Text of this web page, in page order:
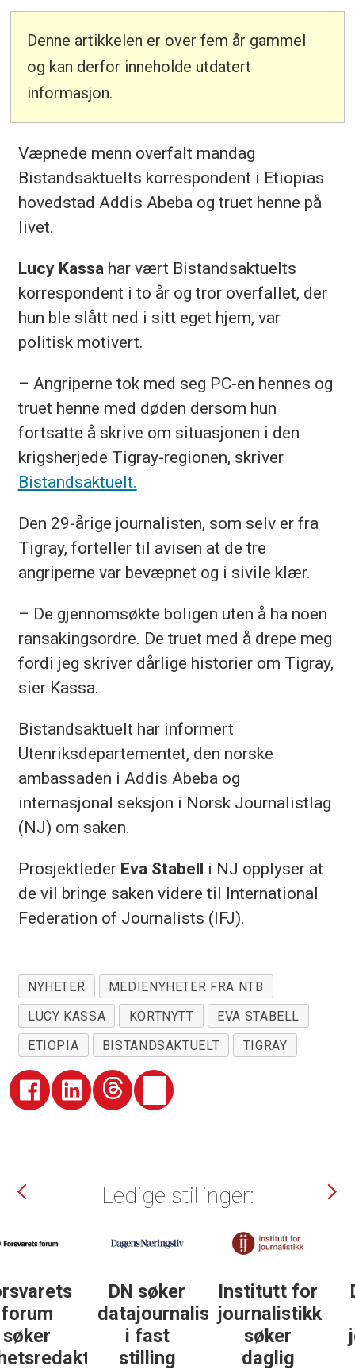
Denne artikkelen er over fem år gammel
og kan derfor inneholde utdatert
informasjon.
Væpnede menn overfalt mandag
Bistandsaktuelts korrespondent i Etiopias
hovedstad Addis Abeba og truet henne på
livet.
Lucy Kassa har vært Bistandsaktuelts
korrespondent i to år og tror overfallet, der
hun ble slått ned i sitt eget hjem, var
politisk motivert.
– Angriperne tok med seg PC-en hennes og
truet henne med døden dersom hun
fortsatte å skrive om situasjonen i den
krigsherjede Tigray-regionen, skriver
Bistandsaktuelt.
Den 29-årige journalisten, som selv er fra
Tigray, forteller til avisen at de tre
angriperne var bevæpnet og i sivile klær.
– De gjennomsøkte boligen uten å ha noen
ransakingsordre. De truet med å drepe meg
fordi jeg skriver dårlige historier om Tigray,
sier Kassa.
Bistandsaktuelt har informert
Utenriksdepartementet, den norske
ambassaden i Addis Abeba og
internasjonal seksjon i Norsk Journalistlag
(NJ) om saken.
Prosjektleder Eva Stabell i NJ opplyser at
de vil bringe saken videre til International
Federation of Journalists (IFJ).
NYHETER
MEDIENYHETER FRA NTB
LUCY KASSA
KORTNYTT
EVA STABELL
ETIOPIA
BISTANDSAKTUELT TIGRAY
Ledige stillinger:
DN søker
datajournalist
i fast
stilling
Institutt for
journalistikk
søker
daglig
DN søker
some-
journalist